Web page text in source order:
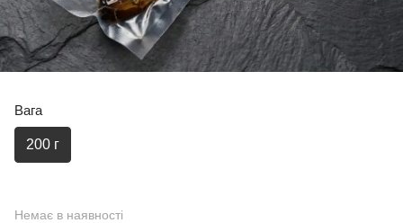
Вага
200 г
Немає в наявності